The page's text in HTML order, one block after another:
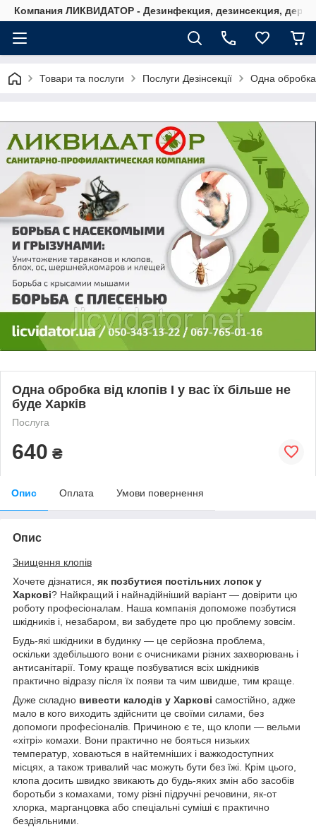
Компания ЛИКВИДАТОР - Дезинфекция, дезинсекция,
Товари та послуги Послуги Дезінсекції Одна обробка
Одна обробка від клопів І у вас їх більше не
буде Харків
Послуга
640 ₴
Опис Оплата Умови повернення
Опис
Знищення клопів
Хочете дізнатися, як позбутися постільних лопок у
Харкові? Найкращий і найнадійніший варіант — довірити цю
роботу професіоналам. Наша компанія допоможе позбутися
шкідників і, незабаром, ви забудете про цю проблему зовсім.
Будь-які шкідники в будинку — це серйозна проблема,
оскільки здебільшого вони є очисниками різних захворювань і
антисанітарії. Тому краще позбуватися всіх шкідників
практично відразу після їх появи та чим швидше, тим краще.
Дуже складно вивести калодів у Харкові самостійно, адже
мало в кого виходить здійснити це своїми силами, без
допомоги професіоналів. Причиною є те, що клопи — вельми
«хітрі» комахи. Вони практично не бояться низьких
температур, ховаються в найтемніших і важкодоступних
місцях, а також тривалий час можуть бути без їжі. Крім цього,
клопа досить швидко звикають до будь-яких змін або засобів
боротьби з комахами, тому різні підручні речовини, як-от
хлорка, марганцовка або спеціальні суміші є практично
бездіяльними.